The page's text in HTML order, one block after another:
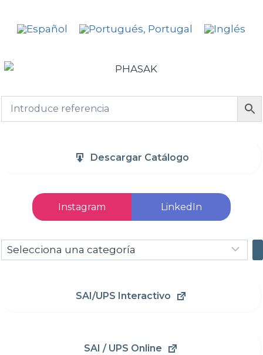
Descargar Catálogo
Instagram LinkedIn
Selecciona
una
SAI/UPS Interactivo
SAI / UPS Online